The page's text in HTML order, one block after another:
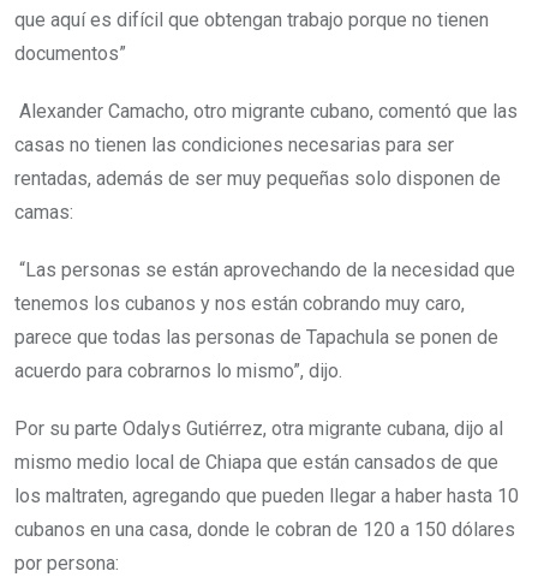
que aquí es difícil que obtengan trabajo porque no tienen
documentos”
Alexander Camacho, otro migrante cubano, comentó que las
casas no tienen las condiciones necesarias para ser
rentadas, además de ser muy pequeñas solo disponen de
camas:
“Las personas se están aprovechando de la necesidad que
tenemos los cubanos y nos están cobrando muy caro,
parece que todas las personas de Tapachula se ponen de
acuerdo para cobrarnos lo mismo”, dijo.
Por su parte Odalys Gutiérrez, otra migrante cubana, dijo al
mismo medio local de Chiapa que están cansados de que
los maltraten, agregando que pueden llegar a haber hasta 10
cubanos en una casa, donde le cobran de 120 a 150 dólares
por persona: